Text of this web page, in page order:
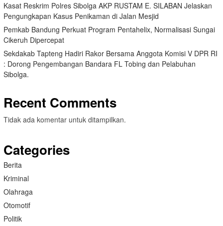
Kasat Reskrim Polres Sibolga AKP RUSTAM E. SILABAN Jelaskan
Pengungkapan Kasus Penikaman di Jalan Mesjid
Pemkab Bandung Perkuat Program Pentahelix, Normalisasi Sungai
Cikeruh Dipercepat
Sekdakab Tapteng Hadiri Rakor Bersama Anggota Komisi V DPR RI
: Dorong Pengembangan Bandara FL Tobing dan Pelabuhan
Sibolga.
Recent Comments
Tidak ada komentar untuk ditampilkan.
Categories
Berita
Kriminal
Olahraga
Otomotif
Politik